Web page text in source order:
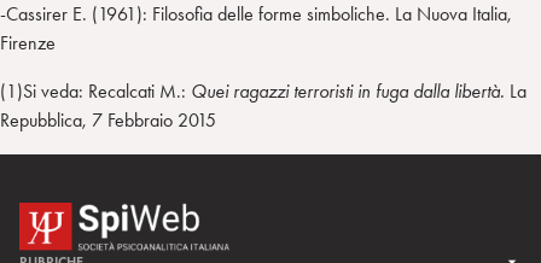
-Cassirer E. (1961): Filosofia delle forme simboliche. La Nuova Italia,
Firenze
(1)Si veda: Recalcati M.: Quei ragazzi terroristi in fuga dalla libertà. La
Repubblica, 7 Febbraio 2015